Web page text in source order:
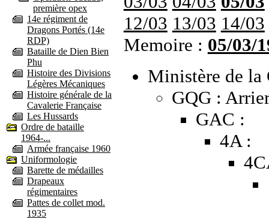
première opex
14e régiment de
Dragons Portés (14e
RDP)
Bataille de Dien Bien
Phu
Histoire des Divisions
Légères Mécaniques
Histoire générale de la
Cavalerie Française
Les Hussards
Ordre de bataille
1964-...
Armée française 1960
Uniformologie
Barette de médailles
Drapeaux
régimentaires
Pattes de collet mod.
1935
12/03 13/03 14/03
Memoire : 05/03/
Ministère de la
GQG :
GAC :
4A :